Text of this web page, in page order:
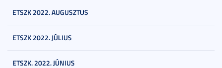
ETSZK 2022. AUGUSZTUS
ETSZK 2022. JÚLIUS
ETSZK. 2022. JÚNIUS